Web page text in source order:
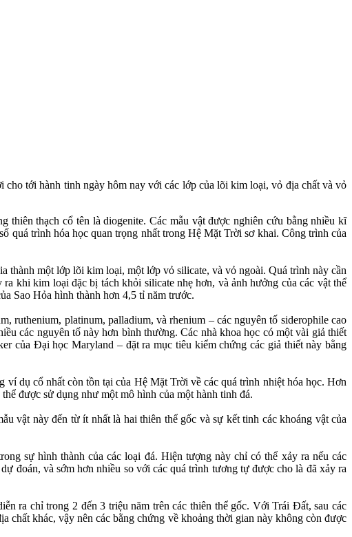
tới hành tinh ngày hôm nay với các lớp của lõi kim loại, vỏ địa chất và vỏ
thạch cổ tên là diogenite. Các mẫu vật được nghiên cứu bằng nhiều kĩ
quá trình hóa học quan trọng nhất trong Hệ Mặt Trời sơ khai. Công trình của
thành một lớp lõi kim loại, một lớp vỏ silicate, và vỏ ngoài. Quá trình này cần
khi kim loại đặc bị tách khỏi silicate nhẹ hơn, và ảnh hưởng của các vật thể
Sao Hỏa hình thành hơn 4,5 tỉ năm trước.
ruthenium, platinum, palladium, và rhenium – các nguyên tố siderophile cao
các nguyên tố này hơn bình thường. Các nhà khoa học có một vài giả thiết
của Đại học Maryland – đặt ra mục tiêu kiểm chứng các giả thiết này bằng
dụ cổ nhất còn tồn tại của Hệ Mặt Trời về các quá trình nhiệt hóa học. Hơn
được sử dụng như một mô hình của một hành tinh đá.
vật này đến từ ít nhất là hai thiên thể gốc và sự kết tinh các khoáng vật của
sự hình thành của các loại đá. Hiện tượng này chỉ có thể xảy ra nếu các
đoán, và sớm hơn nhiều so với các quá trình tương tự được cho là đã xảy ra
ra chỉ trong 2 đến 3 triệu năm trên các thiên thể gốc. Với Trái Đất, sau các
chất khác, vậy nên các bằng chứng về khoảng thời gian này không còn được